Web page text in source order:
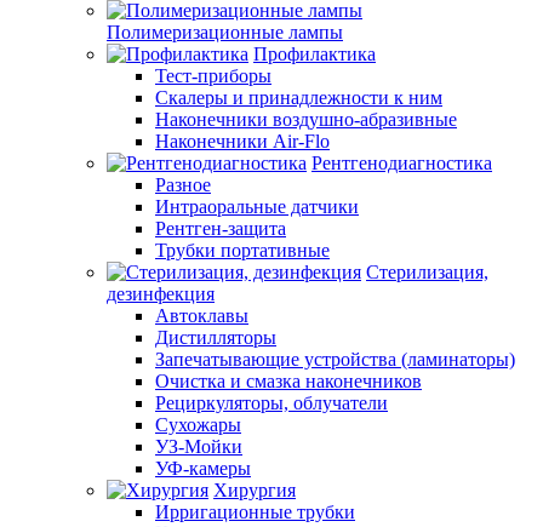
Полимеризационные лампы
Профилактика
Тест-приборы
Скалеры и принадлежности к ним
Наконечники воздушно-абразивные
Наконечники Air-Flo
Рентгенодиагностика
Разное
Интраоральные датчики
Рентген-защита
Трубки портативные
Стерилизация,
дезинфекция
Автоклавы
Дистилляторы
Запечатывающие устройства (ламинаторы)
Очистка и смазка наконечников
Рециркуляторы, облучатели
Сухожары
УЗ-Мойки
УФ-камеры
Хирургия
Ирригационные трубки